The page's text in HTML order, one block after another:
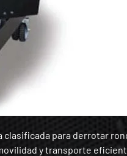
clasificada para derrotar
y transporte